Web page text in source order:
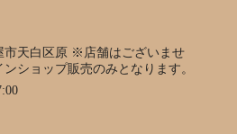
市天白区原 ※店舗はございませ
ショップ販売のみとなります。